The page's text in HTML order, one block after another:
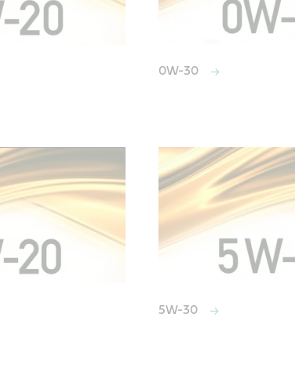
0W-30
5W-30